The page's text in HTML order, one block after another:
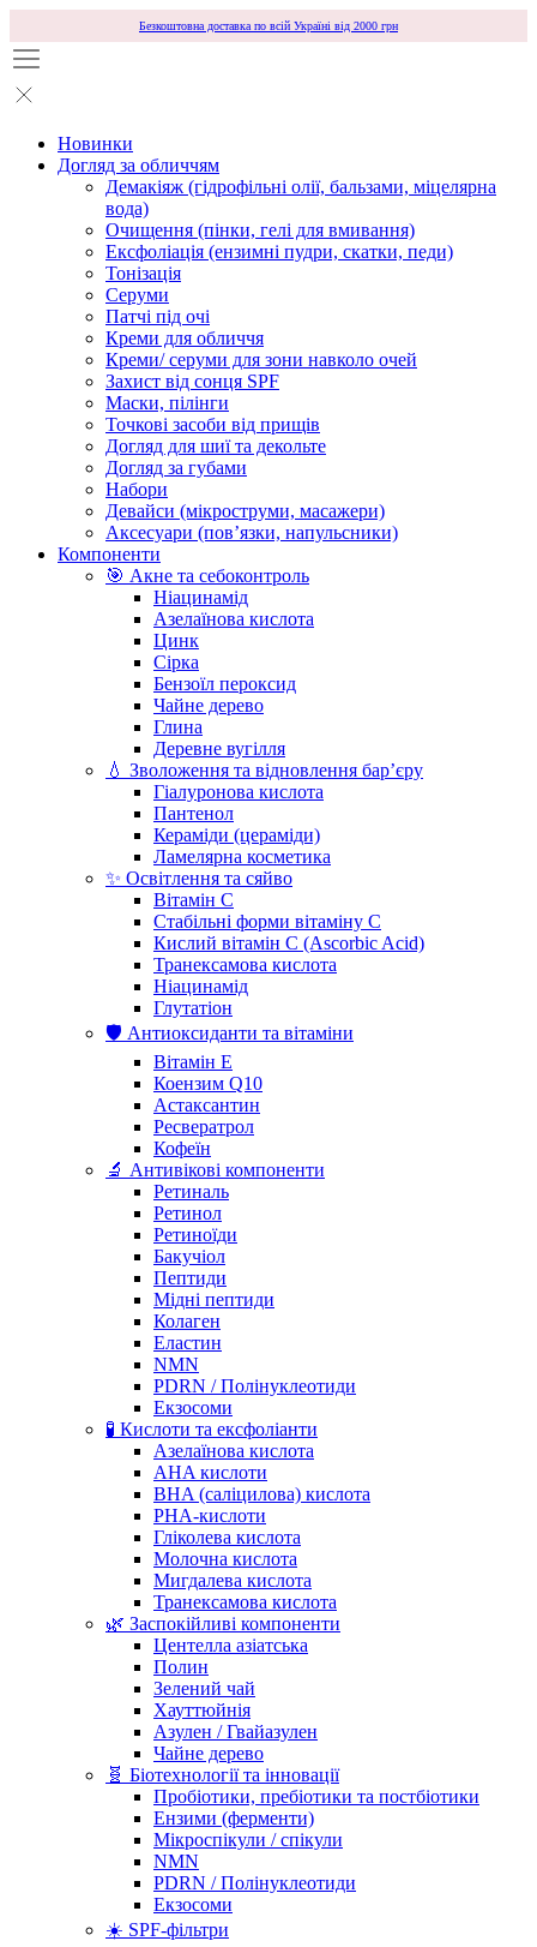
Безкоштовна доставка по всій Україні від 2000 грн
Новинки
Догляд за обличчям
Демакіяж (гідрофільні олії, бальзами, міцелярна
вода)
Очищення (пінки, гелі для вмивання)
Ексфоліація (ензимні пудри, скатки, педи)
Тонізація
Серуми
Патчі під очі
Креми для обличчя
Креми/ серуми для зони навколо очей
Захист від сонця SPF
Маски, пілінги
Точкові засоби від прищів
Догляд для шиї та декольте
Догляд за губами
Набори
Девайси (мікроструми, масажери)
Аксесуари (повʼязки, напульсники)
Компоненти
🎯 Акне та себоконтроль
Ніацинамід
Азелаїнова кислота
Цинк
Сірка
Бензоїл пероксид
Чайне дерево
Глина
Деревне вугілля
💧 Зволоження та відновлення бар’єру
Гіалуронова кислота
Пантенол
Кераміди (цераміди)
Ламелярна косметика
✨ Освітлення та сяйво
Вітамін С
Стабільні форми вітаміну С
Кислий вітамін С (Ascorbic Acid)
Транексамова кислота
Ніацинамід
Глутатіон
🛡️ Антиоксиданти та вітаміни
Вітамін Е
Коензим Q10
Астаксантин
Ресвератрол
Кофеїн
🔬 Антивікові компоненти
Ретиналь
Ретинол
Ретиноїди
Бакучіол
Пептиди
Мідні пептиди
Колаген
Еластин
NMN
PDRN / Полінуклеотиди
Екзосоми
🧪 Кислоти та ексфоліанти
Азелаїнова кислота
AHA кислоти
BHA (саліцилова) кислота
PHA-кислоти
Гліколева кислота
Молочна кислота
Мигдалева кислота
Транексамова кислота
🌿 Заспокійливі компоненти
Центелла азіатська
Полин
Зелений чай
Хауттюйнія
Азулен / Гвайазулен
Чайне дерево
🧬 Біотехнології та інновації
Пробіотики, пребіотики та постбіотики
Ензими (ферменти)
Мікроспікули / спікули
NMN
PDRN / Полінуклеотиди
Екзосоми
☀️ SPF-фільтри